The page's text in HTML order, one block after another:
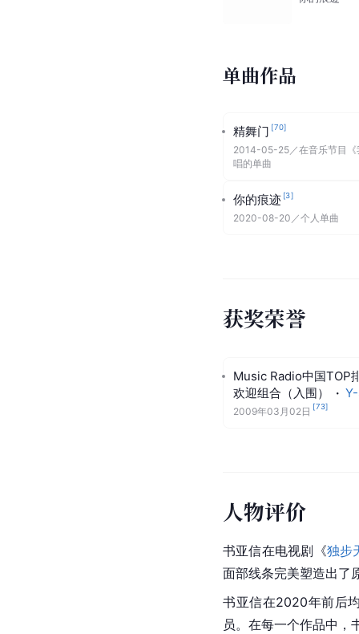
单曲作品
精舞门 [70]
2014-05-25／在音乐节目
唱的单曲
你的痕迹 [3]
2020-08-20 ／个人单曲
获奖荣誉
Music Radio中国TOP
欢迎组合（入围）
·
2009年03月02日 [73]
人物评价
书亚信在电视剧《独步
面部线条完美塑造出了
书亚信在2020年前后
员。在每一个作品中，